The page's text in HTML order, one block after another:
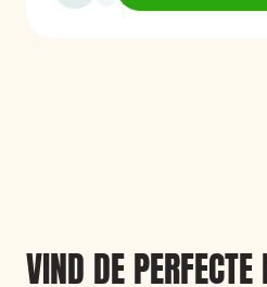
VIND DE